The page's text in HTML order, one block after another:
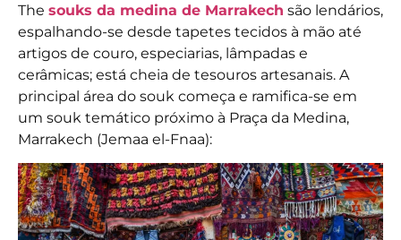
The souks da medina de Marrakech são lendários,
espalhando-se desde tapetes tecidos à mão até
artigos de couro, especiarias, lâmpadas e
cerâmicas; está cheia de tesouros artesanais. A
principal área do souk começa e ramifica-se em
um souk temático próximo à Praça da Medina,
Marrakech (Jemaa el-Fnaa):